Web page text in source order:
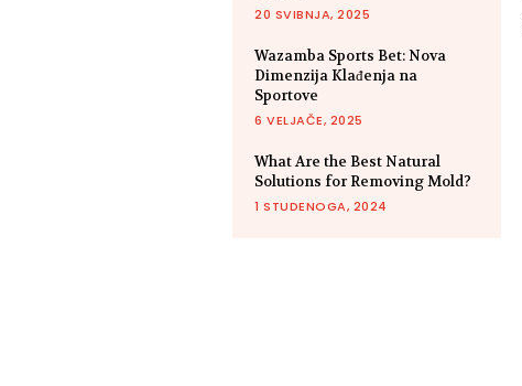
20 SVIBNJA, 2025
Wazamba Sports Bet: Nova
Dimenzija Klađenja na
Sportove
6 VELJAČE, 2025
What Are the Best Natural
Solutions for Removing Mold?
1 STUDENOGA, 2024